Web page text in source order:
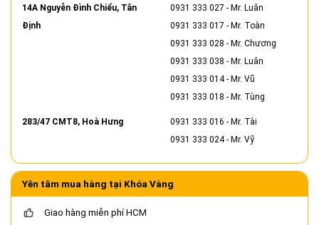
14A Nguyễn Đình Chiểu, Tân
Định
0931 333 027 - Mr. Luân
0931 333 017 - Mr. Toàn
0931 333 028 - Mr. Chương
0931 333 038 - Mr. Luân
0931 333 014- Mr. Vũ
0931 333 018 - Mr. Tùng
283/47 CMT8, Hoà Hưng 0931 333 016 - Mr. Tài
0931 333 024- Mr. Vỹ
Yên tâm mua hàng tại Khóa Vàng
Giao hàng miễn phí HCM